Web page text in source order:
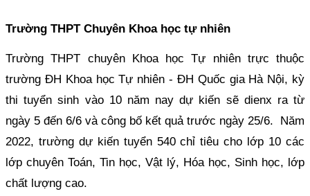
Trường THPT Chuyên Khoa học tự nhiên
Trường THPT chuyên Khoa học Tự nhiên trực thuộc
trường ĐH Khoa học Tự nhiên - ĐH Quốc gia Hà Nội, kỳ
thi tuyển sinh vào 10 năm nay dự kiến sẽ dienx ra từ
ngày 5 đến 6/6 và công bố kết quả trước ngày 25/6. Năm
2022, trường dự kiến tuyển 540 chỉ tiêu cho lớp 10 các
lớp chuyên Toán, Tin học, Vật lý, Hóa học, Sinh học, lớp
chất lượng cao.